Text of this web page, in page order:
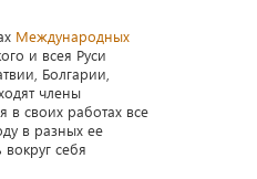
Международных
и всея Руси
Болгарии,
члены
в своих работах все
в разных ее
себя